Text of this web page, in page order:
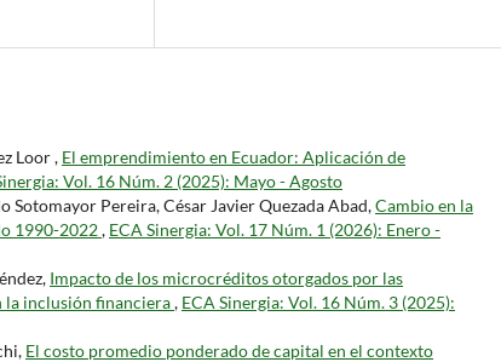
Loor , El emprendimiento en Ecuador: Aplicación de
Vol. 16 Núm. 2 (2025): Mayo - Agosto
Sotomayor Pereira, César Javier Quezada Abad,Cambio en la
1990-2022, ECA Sinergia: Vol. 17 Núm. 1 (2026): Enero -
Impacto de los microcréditos otorgados por las
la inclusión financiera, ECA Sinergia: Vol. 16 Núm. 3 (2025):
El costo promedio ponderado de capital en el contexto